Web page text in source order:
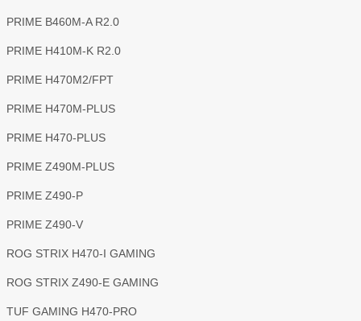
PRIME B460M-A R2.0
PRIME H410M-K R2.0
PRIME H470M2/FPT
PRIME H470M-PLUS
PRIME H470-PLUS
PRIME Z490M-PLUS
PRIME Z490-P
PRIME Z490-V
ROG STRIX H470-I GAMING
ROG STRIX Z490-E GAMING
TUF GAMING H470-PRO